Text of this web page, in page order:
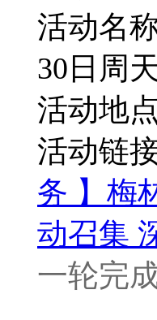
活动名
30日周天
活动地
活动链接
务 】梅
动召集
一轮完